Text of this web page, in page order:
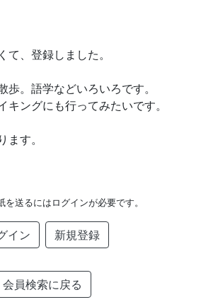
て、登録しました。
歩。語学などいろいろです。
キングにも行ってみたいです。
ます。
を送るにはログインが必要です。
イン 新規登録
会員検索に戻る